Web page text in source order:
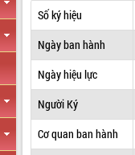
Số ký hiệu
Ngày ban hành
Ngày hiệu lực
Người Ký
Cơ quan ban hành